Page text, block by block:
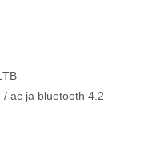
ac ja bluetooth 4.2